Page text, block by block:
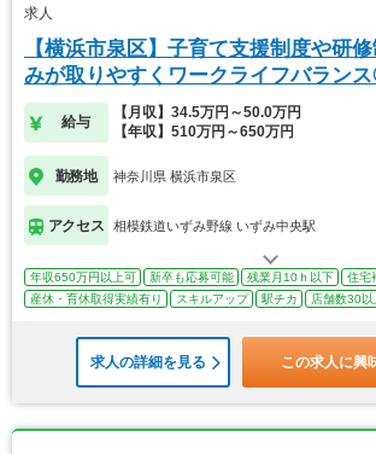
求人
【横浜市泉区】子育て支援制度や研
みが取りやすくワークライフバラン
給与
【月収】34.5万円～50.0万円
【年収】510万円～650万円
勤務地 神奈川県 横浜市泉区
アクセス 相模鉄道いずみ野線 いずみ中央駅
年収650万円以上可 新卒も応募可能 残業月10ｈ以下
住宅
産休・育休取得実績有り
スキルアップ 駅チカ 店舗数30以
求人の詳細を見る この求人に興